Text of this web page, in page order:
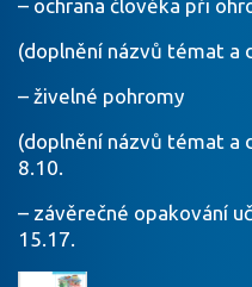
– ochrana člověka při
(doplnění názvů
– živelné pohromy
(doplnění názvů
8.10.
– závěrečné
15.17.